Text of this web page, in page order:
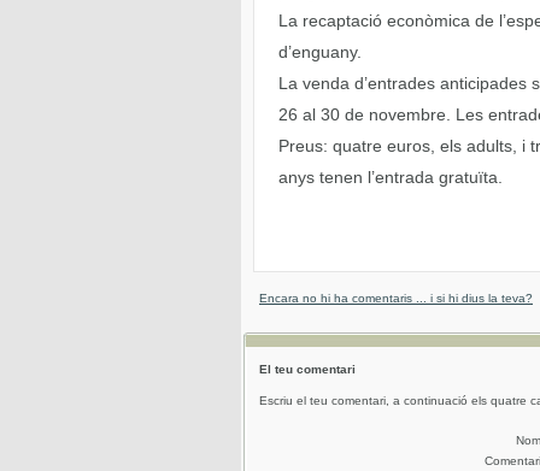
La recaptació econòmica de
d’enguany.
La venda d’entrades anticipades
26 al 30 de novembre. Les
Preus: quatre euros, els adults, i
anys tenen l’entrada gratuïta.
Encara no hi ha comentaris ... i si hi dius la teva?
El teu comentari
Escriu el teu comentari, a continuació els quatre
Nom
Comentari